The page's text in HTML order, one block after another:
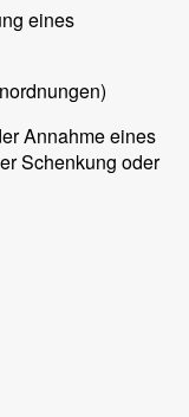
eines
Annahme eines
Schenkung oder